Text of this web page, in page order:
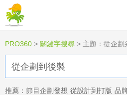
PRO360 > 關鍵字搜尋 > 主題：從企劃
推薦： 節目企劃發想 從設計到打版 品